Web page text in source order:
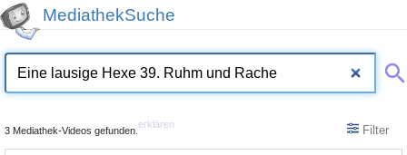
MediathekSuche
3 Mediathek-Videos gefunden.
erklären Filter